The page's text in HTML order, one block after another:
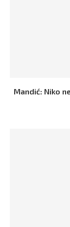
Mandić: Niko